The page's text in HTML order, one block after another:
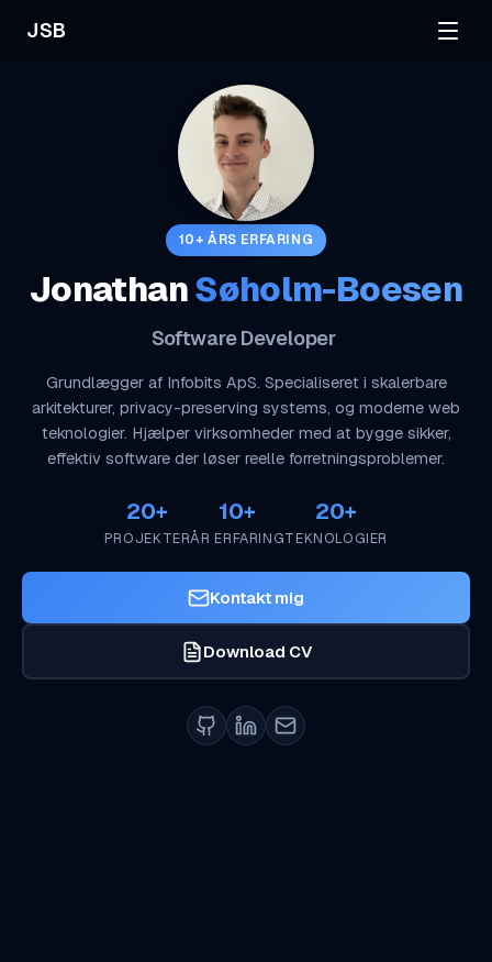
JSB
10+ ÅRS ERFARING
JonathanSøholm-Boesen
Sof
Grundlægger af Infobits ApS. Specialiseret i skalerbare
arkitekturer, privacy-preserving systems, og moderne web
teknologier. Hjælper virksomheder med at bygge sikker,
effektiv software der løser reelle forretningsproblemer.
20+
PROJEKTER
10+
ÅR ERFARING
20+
TEKNOLOGIER
Kontakt mig
Download CV